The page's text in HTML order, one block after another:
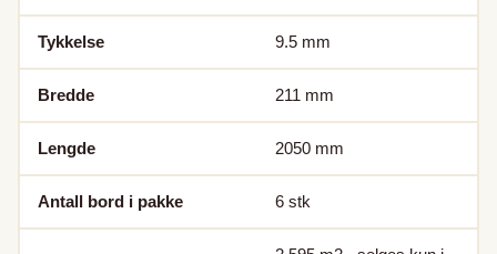
Tykkelse 9.5 mm
Bredde 211 mm
Lengde 2050 mm
Antall bord i pakke 6 stk